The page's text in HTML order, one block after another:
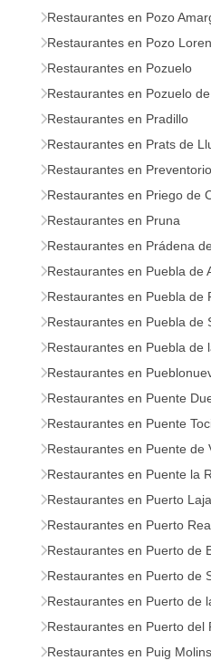
Restaurantes en Pozo
Restaurantes en Pozo
Restaurantes en Pozuelo
Restaurantes en Pozuelo
Restaurantes en Pradillo
Restaurantes en Prats de
Restaurantes en Preventorio
Restaurantes en Priego de
Restaurantes en Pruna
Restaurantes en Prádena
Restaurantes en Puebla de
Restaurantes en Puebla de
Restaurantes en Puebla de
Restaurantes en Puebla de
Restaurantes en
Restaurantes en Puente
Restaurantes en Puente
Restaurantes en Puente de
Restaurantes en Puente la
Restaurantes en Puerto
Restaurantes en Puerto
Restaurantes en Puerto de
Restaurantes en Puerto de
Restaurantes en Puerto de
Restaurantes en Puerto del
Restaurantes en Puig Molins